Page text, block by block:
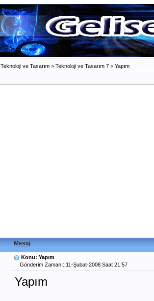
Teknoloji ve Tasarım > Teknoloji ve Tasarım 7 > Yapım
Mesaj
Konu: Yapım
Gönderim Zamanı: 11-Şubat-2008 Saat 21:57
Yapım